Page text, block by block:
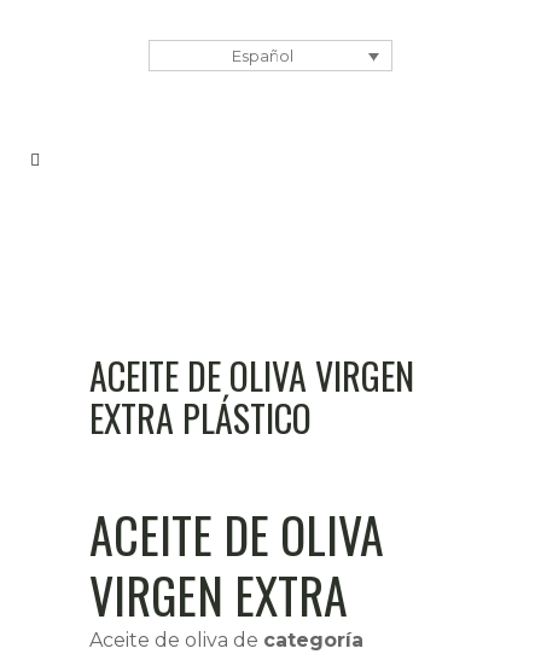
Español
ACEITE DE OLIVA VIRGEN
EXTRA PLÁSTICO
ACEITE DE OLIVA
VIRGEN EXTRA
Aceite de oliva de categoría